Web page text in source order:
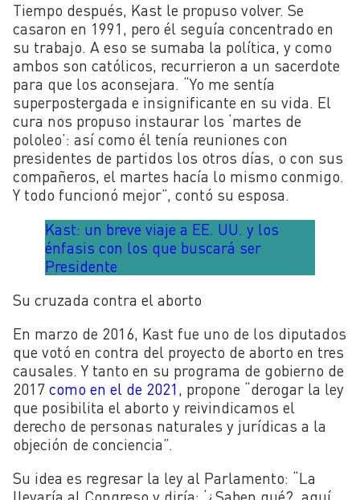
Tiempo después, Kast le propuso volver. Se
casaron en 1991, pero él seguía concentrado en
su trabajo. A eso se sumaba la política, y como
ambos son católicos, recurrieron a un sacerdote
para que los aconsejara. “Yo me sentía
superpostergada e insignificante en su vida. El
cura nos propuso instaurar los ‘martes de
pololeo’: así como él tenía reuniones con
presidentes de partidos los otros días, o con sus
compañeros, el martes hacía lo mismo conmigo.
Y todo funcionó mejor”, contó su esposa.
Kast: un breve viaje a EE. UU. y los
énfasis con los que buscará ser
Presidente
Su cruzada contra el aborto
En marzo de 2016, Kast fue uno de los diputados
que votó en contra del proyecto de aborto en tres
causales. Y tanto en su programa de gobierno de
2017 como en el de 2021, propone “derogar la ley
que posibilita el aborto y reivindicamos el
derecho de personas naturales y jurídicas a la
objeción de conciencia”.
Su idea es regresar la ley al Parlamento: “La